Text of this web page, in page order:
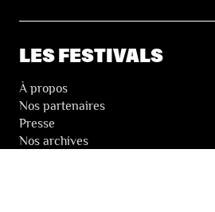
LES FESTIVALS
À propos
Nos partenaires
Presse
Nos archives